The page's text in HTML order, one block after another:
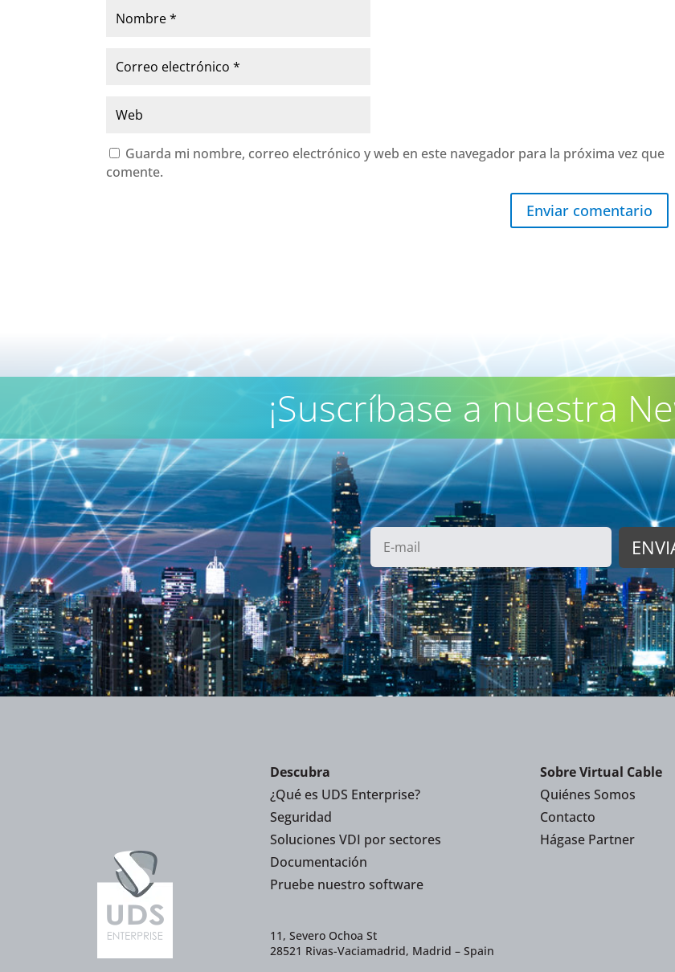
Guarda mi nombre, correo electrónico y web en este navegador para la próxima vez que
comente.
Enviar comentario
¡Suscríbase a nuestra
Descubra
¿Qué es UDS Enterprise?
Seguridad
Soluciones VDI por sectores
Documentación
Pruebe nuestro software
11, Severo Ochoa St
28521 Rivas-Vaciamadrid, Madrid – Spain
Sobre Virtual Cable
Quiénes Somos
Contacto
Hágase Partner